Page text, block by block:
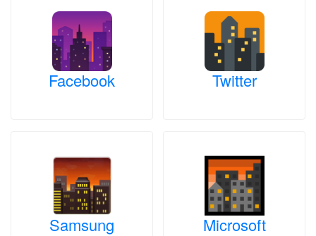
Facebook Twitter
Samsung Microsoft